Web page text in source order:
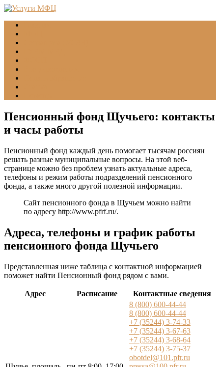
Пенсионный фонд Щучьего: контакты
и часы работы
Пенсионный фонд каждый день помогает тысячам россиян
решать разные муниципальные вопросы. На этой веб-
странице можно без проблем узнать актуальные адреса,
телефоны и режим работы подразделений пенсионного
фонда, а также много другой полезной информации.
Сайт пенсионного фонда в Щучьем можно найти
по адресу http://www.pfrf.ru/.
Адреса, телефоны и график работы
пенсионного фонда Щучьего
Представленная ниже таблица с контактной информацией
поможет найти Пенсионный фонд рядом с вами.
Адрес Расписание Контактные сведения
8 (800) 600-44-44
8 (800) 600-44-44
+7 (35244) 3-74-33
+7 (35244) 3-67-63
+7 (35244) 3-68-64
+7 (35244) 3-75-37
obotdel@101.pfr.ru